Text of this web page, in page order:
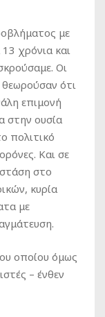
με
χρόνια και
Οι
θεωρούσαν ότι
επιμονή
στην ουσία
πολιτικό
Και σε
στο
κυρία
με
οποίου όμως
– ένθεν